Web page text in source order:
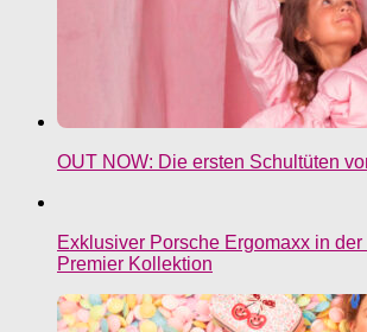
OUT NOW: Die ersten Schultüten
Exklusiver Porsche Ergomaxx in
Premier Kollektion